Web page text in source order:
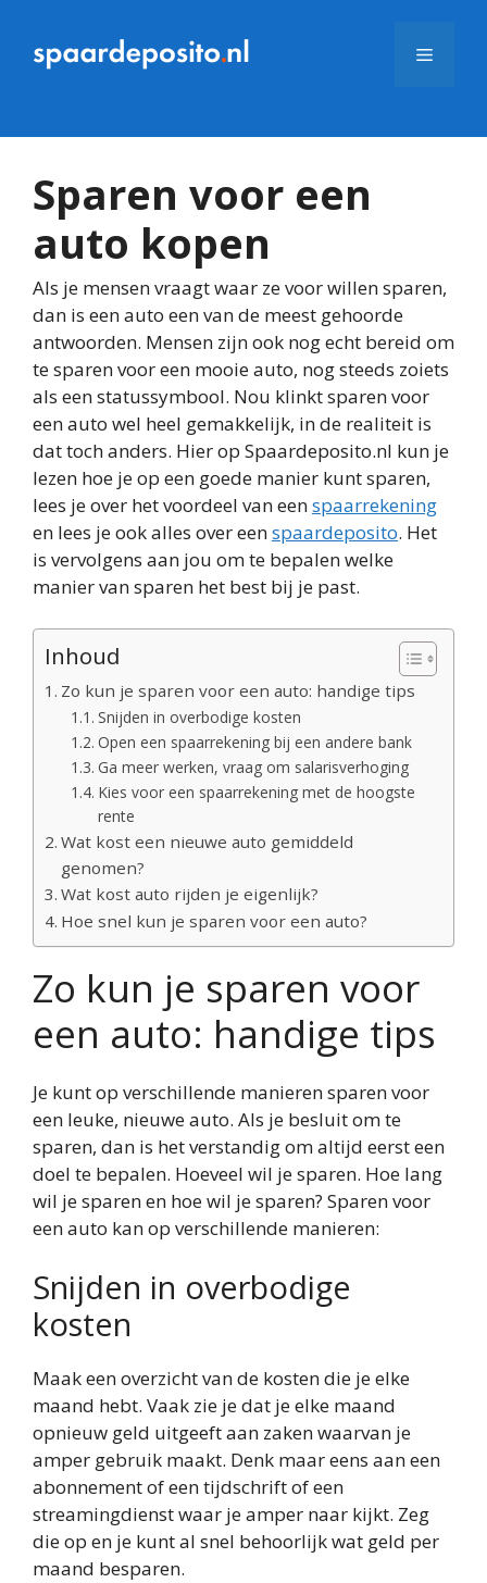
Menu
Sparen voor een
auto kopen
Als je mensen vraagt waar ze voor willen sparen,
dan is een auto een van de meest gehoorde
antwoorden. Mensen zijn ook nog echt bereid om
te sparen voor een mooie auto, nog steeds zoiets
als een statussymbool. Nou klinkt sparen voor
een auto wel heel gemakkelijk, in de realiteit is
dat toch anders. Hier op Spaardeposito.nl kun je
lezen hoe je op een goede manier kunt sparen,
lees je over het voordeel van eenspaarrekening
en lees je ook alles over eenspaardeposito. Het
is vervolgens aan jou om te bepalen welke
manier van sparen het best bij je past.
Inhoud
Zo kun je sparen voor een auto: handige tips
Snijden in overbodige kosten
Open een spaarrekening bij een andere bank
Ga meer werken, vraag om salarisverhoging
Kies voor een spaarrekening met de hoogste
rente
Wat kost een nieuwe auto gemiddeld
genomen?
Wat kost auto rijden je eigenlijk?
Hoe snel kun je sparen voor een auto?
Zo kun je sparen voor
een auto: handige tips
Je kunt op verschillende manieren sparen voor
een leuke, nieuwe auto. Als je besluit om te
sparen, dan is het verstandig om altijd eerst een
doel te bepalen. Hoeveel wil je sparen. Hoe lang
wil je sparen en hoe wil je sparen? Sparen voor
een auto kan op verschillende manieren:
Snijden in overbodige
kosten
Maak een overzicht van de kosten die je elke
maand hebt. Vaak zie je dat je elke maand
opnieuw geld uitgeeft aan zaken waarvan je
amper gebruik maakt. Denk maar eens aan een
abonnement of een tijdschrift of een
streamingdienst waar je amper naar kijkt. Zeg
die op en je kunt al snel behoorlijk wat geld per
maand besparen.